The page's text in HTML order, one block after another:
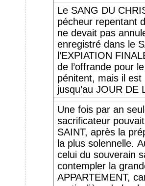
Le SANG DU
pécheur repentant
ne devait pas
enregistré dans le
l’EXPIATION
de l’offrande pour
pénitent, mais il
jusqu’au JOUR DE
Une fois par an
sacrificateur
SAINT, après la
la plus solennelle.
celui du souverain
contempler la
APPARTEMENT,